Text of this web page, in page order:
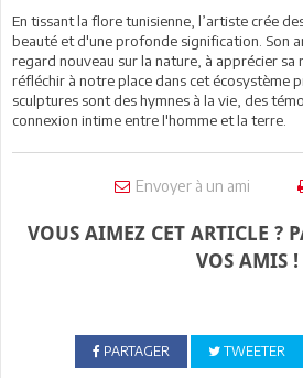
En tissant la flore tunisienne, l’artiste crée
beauté et d'une profonde signification. Son
regard nouveau sur la nature, à apprécier sa
réfléchir à notre place dans cet écosystème
sculptures sont des hymnes à la vie, des
connexion intime entre l'homme et la terre.
Envoyer à un ami
VOUS AIMEZ CET ARTICLE ?
VOS AMIS !
PARTAGER TWEETER